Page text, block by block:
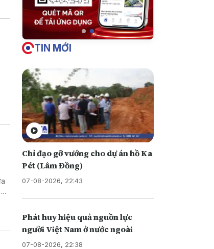
TIN MỚI
Chỉ đạo gỡ vướng cho dự án hồ Ka
Pét (Lâm Đồng)
07-08-2026, 22:43
Phát huy hiệu quả nguồn lực
người Việt Nam ở nước ngoài
07-08-2026, 22:38